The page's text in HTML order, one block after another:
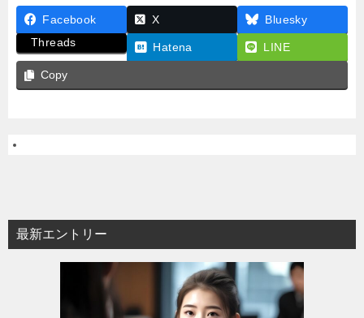
Facebook X
Bluesky
Threads
Hatena LINE
Copy
最新エントリー